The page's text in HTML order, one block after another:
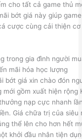
cho tất cả game thủ
bớt giá này giúp
cược cùng cải thiện cơ
trong gia đình người
mãi hóa học lượng
bớt giá xin chào đón
gồm xuất hiện rộng
nạp cực nhanh
Giá chữa trị của siêu
thể lên cho hơn hết
khởi đầu nhân tiện